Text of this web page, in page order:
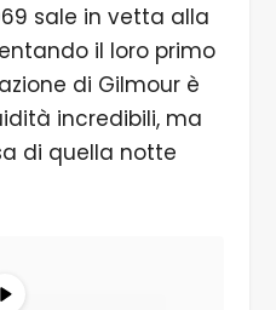
sale in vetta alla
il loro primo
di Gilmour è
incredibili, ma
di quella notte